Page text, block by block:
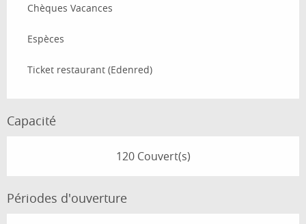
Chèques Vacances
Espèces
Ticket restaurant (Edenred)
Capacité
120 Couvert(s)
Périodes d'ouverture